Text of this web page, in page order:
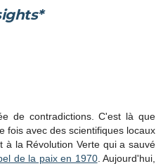
de contradictions. C'est là que
fois avec des scientifiques locaux
la Révolution Verte qui a sauvé
de la paix en 1970. Aujourd'hui,